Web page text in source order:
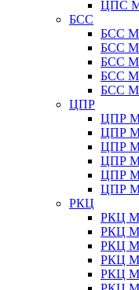
ЦПС
БСС
БСС
БСС
БСС
БСС
БСС
ЦПР
ЦПР
ЦПР
ЦПР
ЦПР
ЦПР
ЦПР
РКЦ
РКЦ
РКЦ
РКЦ
РКЦ
РКЦ